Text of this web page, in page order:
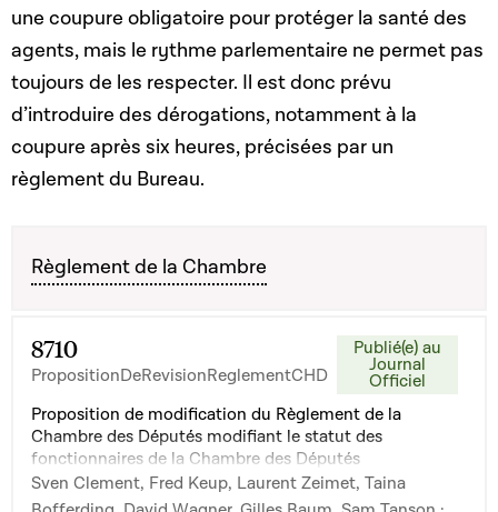
une coupure obligatoire pour protéger la santé des
agents, mais le rythme parlementaire ne permet pas
toujours de les respecter. Il est donc prévu
d’introduire des dérogations, notamment à la
coupure après six heures, précisées par un
règlement du Bureau.
Règlement de la Chambre
8710
PropositionDeRevisionReglementCHD
Publié(e) au
Journal
Officiel
Proposition de modification du Règlement de la
Chambre des Députés modifiant le statut des
fonctionnaires de la Chambre des Députés
Sven Clement, Fred Keup, Laurent Zeimet, Taina